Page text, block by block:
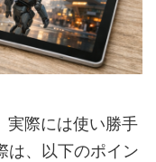
実際には使い勝手
は、以下のポイン